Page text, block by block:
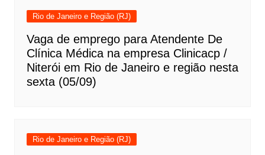
Rio de Janeiro e Região (RJ)
Vaga de emprego para Atendente De
Clínica Médica na empresa Clinicacp /
Niterói em Rio de Janeiro e região nesta
sexta (05/09)
Rio de Janeiro e Região (RJ)